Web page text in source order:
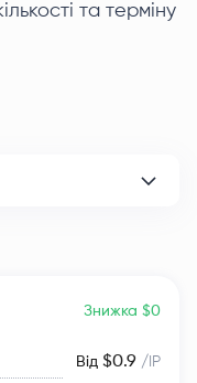
та терміну
Знижка $0
Від $0.9 /IP